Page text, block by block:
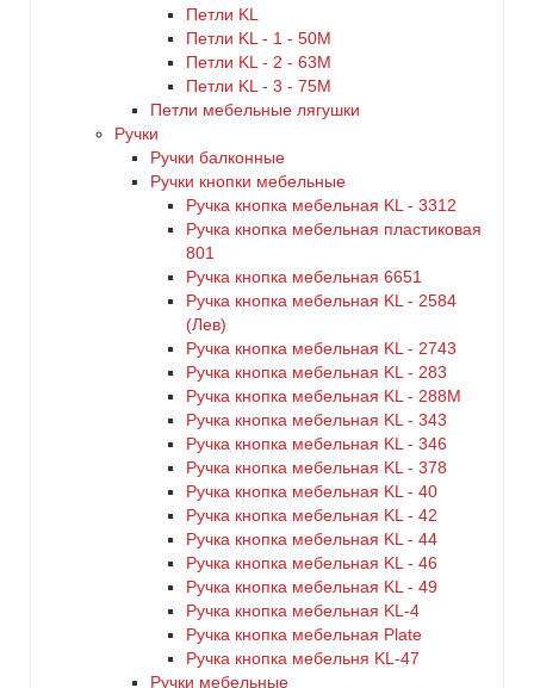
Петли KL
Петли KL - 1 - 50M
Петли KL - 2 - 63M
Петли KL - 3 - 75M
Петли мебельные лягушки
Ручки
Ручки балконные
Ручки кнопки мебельные
Ручка кнопка мебельная KL - 3312
Ручка кнопка мебельная пластиковая
801
Ручка кнопка мебельная 6651
Ручка кнопка мебельная KL - 2584
(Лев)
Ручка кнопка мебельная KL - 2743
Ручка кнопка мебельная KL - 283
Ручка кнопка мебельная KL - 288M
Ручка кнопка мебельная KL - 343
Ручка кнопка мебельная KL - 346
Ручка кнопка мебельная KL - 378
Ручка кнопка мебельная KL - 40
Ручка кнопка мебельная KL - 42
Ручка кнопка мебельная KL - 44
Ручка кнопка мебельная KL - 46
Ручка кнопка мебельная KL - 49
Ручка кнопка мебельная KL-4
Ручка кнопка мебельная Plate
Ручка кнопка мебельня KL-47
Ручки мебельные